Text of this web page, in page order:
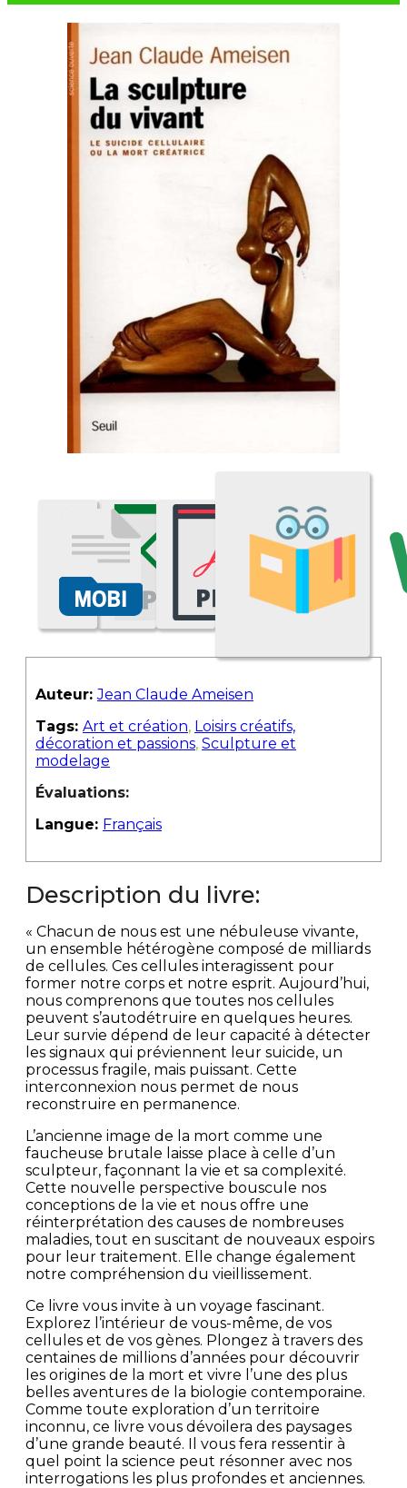
Auteur:Jean Claude Ameisen
Tags: Art et création, Loisirs créatifs,
décoration et passions, Sculpture et
modelage
Évaluations:
Langue: Français
Description du livre:
« Chacun de nous est une nébuleuse vivante,
un ensemble hétérogène composé de milliards
de cellules. Ces cellules interagissent pour
former notre corps et notre esprit. Aujourd’hui,
nous comprenons que toutes nos cellules
peuvent s’autodétruire en quelques heures.
Leur survie dépend de leur capacité à détecter
les signaux qui préviennent leur suicide, un
processus fragile, mais puissant. Cette
interconnexion nous permet de nous
reconstruire en permanence.
L’ancienne image de la mort comme une
faucheuse brutale laisse place à celle d’un
sculpteur, façonnant la vie et sa complexité.
Cette nouvelle perspective bouscule nos
conceptions de la vie et nous offre une
réinterprétation des causes de nombreuses
maladies, tout en suscitant de nouveaux espoirs
pour leur traitement. Elle change également
notre compréhension du vieillissement.
Ce livre vous invite à un voyage fascinant.
Explorez l’intérieur de vous-même, de vos
cellules et de vos gènes. Plongez à travers des
centaines de millions d’années pour découvrir
les origines de la mort et vivre l’une des plus
belles aventures de la biologie contemporaine.
Comme toute exploration d’un territoire
inconnu, ce livre vous dévoilera des paysages
d’une grande beauté. Il vous fera ressentir à
quel point la science peut résonner avec nos
interrogations les plus profondes et anciennes.